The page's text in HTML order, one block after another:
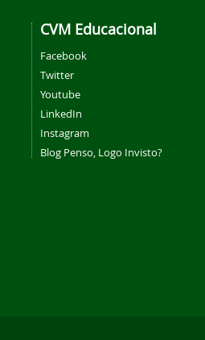
CVM Educacional
Facebook
Twitter
Youtube
LinkedIn
Instagram
Blog Penso, Logo Invisto?